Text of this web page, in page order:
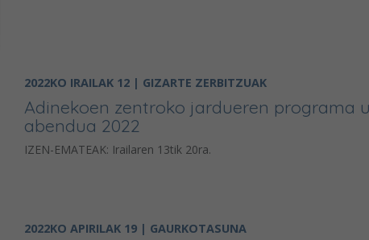
2022KO IRAILAK 12 | GIZARTE ZERBITZUAK
Adinekoen zentroko jardueren programa
abendua 2022
IZEN-EMATEAK: Irailaren 13tik 20ra.
2022KO APIRILAK 19 | GAURKOTASUNA